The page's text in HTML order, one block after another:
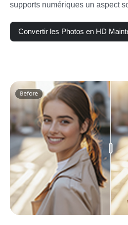
supports numériques un aspect
Convertir les Photos en HD